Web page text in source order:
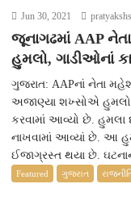
Jun 30, 2021
જૂનાગઢમાં AAP
હુમલો, ગાડીઓનાં
ગુજરાત: AAPનાં નેતા
અજાણ્યા શખ્સોએ હુમલો
કરવામાં આવ્યો છે. હુમલા
નાખવામાં આવ્યાં છે. આ
ઈજાગ્રસ્ત થયા છે.
Featured ગુજરાત